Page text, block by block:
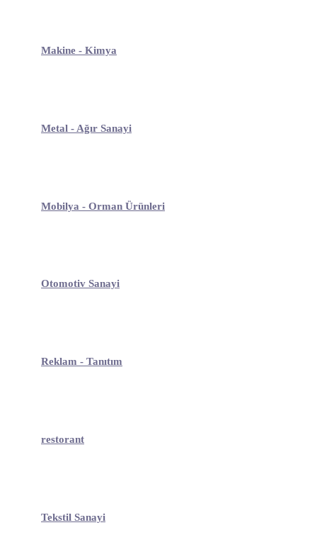
Makine - Kimya
Metal - Ağır Sanayi
Mobilya - Orman Ürünleri
Otomotiv Sanayi
Reklam - Tanıtım
restorant
Tekstil Sanayi